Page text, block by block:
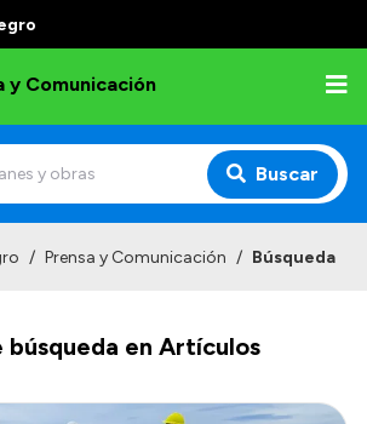
y Comunicación
Buscar
/ Prensa y Comunicación / Búsqueda
búsqueda en Artículos